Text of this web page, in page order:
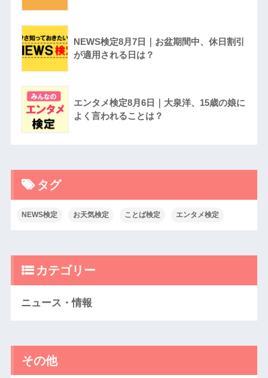
NEWS検定8月7日｜お盆期間中、休日割引
が適用される日は？
エンタメ検定8月6日｜大泉洋、15歳の娘に
よく言われることは？
タグ
NEWS検定 お天気検定 ことば検定 エンタメ検定
カテゴリー
ニュース・情報
その他